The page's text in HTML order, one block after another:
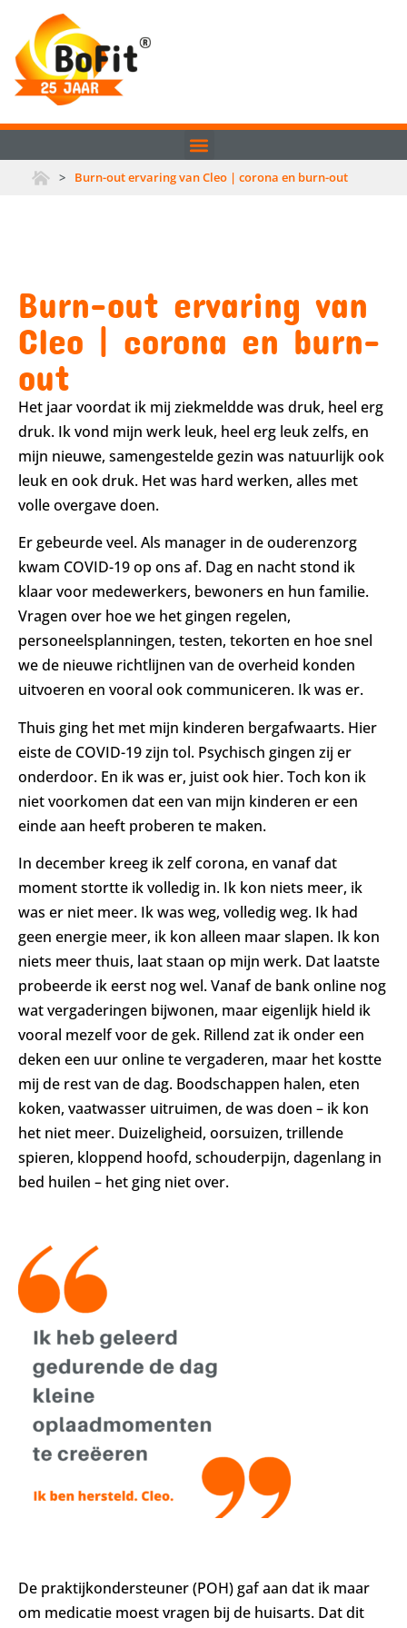
> Burn-out ervaring van Cleo | corona en burn-out
Burn-out ervaring van
Cleo | corona en burn-
out
Het jaar voordat ik mij ziekmeldde was druk, heel erg
druk. Ik vond mijn werk leuk, heel erg leuk zelfs, en
mijn nieuwe, samengestelde gezin was natuurlijk ook
leuk en ook druk. Het was hard werken, alles met
volle overgave doen.
Er gebeurde veel. Als manager in de ouderenzorg
kwam COVID-19 op ons af. Dag en nacht stond ik
klaar voor medewerkers, bewoners en hun familie.
Vragen over hoe we het gingen regelen,
personeelsplanningen, testen, tekorten en hoe snel
we de nieuwe richtlijnen van de overheid konden
uitvoeren en vooral ook communiceren. Ik was er.
Thuis ging het met mijn kinderen bergafwaarts. Hier
eiste de COVID-19 zijn tol. Psychisch gingen zij er
onderdoor. En ik was er, juist ook hier. Toch kon ik
niet voorkomen dat een van mijn kinderen er een
einde aan heeft proberen te maken.
In december kreeg ik zelf corona, en vanaf dat
moment stortte ik volledig in. Ik kon niets meer, ik
was er niet meer. Ik was weg, volledig weg. Ik had
geen energie meer, ik kon alleen maar slapen. Ik kon
niets meer thuis, laat staan op mijn werk. Dat laatste
probeerde ik eerst nog wel. Vanaf de bank online nog
wat vergaderingen bijwonen, maar eigenlijk hield ik
vooral mezelf voor de gek. Rillend zat ik onder een
deken een uur online te vergaderen, maar het kostte
mij de rest van de dag. Boodschappen halen, eten
koken, vaatwasser uitruimen, de was doen – ik kon
het niet meer. Duizeligheid, oorsuizen, trillende
spieren, kloppend hoofd, schouderpijn, dagenlang in
bed huilen – het ging niet over.
De praktijkondersteuner (POH) gaf aan dat ik maar
om medicatie moest vragen bij de huisarts. Dat dit